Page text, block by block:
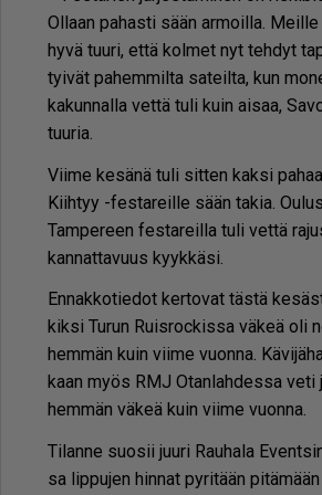
Ol­laan pa­has­ti sään ar­moil­la.
hyvä tuu­ri, et­tä kol­met nyt teh­dyt
tyi­vät pa­hem­mil­ta sa­teil­ta, kun
ka­kun­nal­la vet­tä tuli kuin ai­saa,
tuu­ria.
Vii­me ke­sä­nä tuli sit­ten kak­si
Kiih­tyy -fes­ta­reil­le sään ta­kia.
Tam­pe­reen fes­ta­reil­la tuli vet­tä
kan­nat­ta­vuus kyyk­kä­si.
En­nak­ko­tie­dot ker­to­vat täs­tä
kik­si Tu­run Ruis­roc­kis­sa vä­keä oli
hem­män kuin vii­me vuon­na.
kaan myös RMJ Otan­lah­des­sa
hem­män vä­keä kuin vii­me vuon­na.
Ti­lan­ne suo­sii juu­ri Rau­ha­la
sa lip­pu­jen hin­nat py­ri­tään